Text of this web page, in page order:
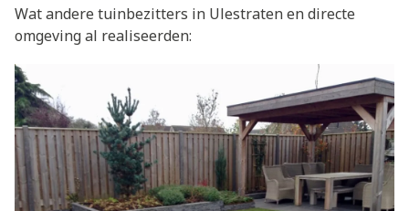
Wat andere tuinbezitters in Ulestraten en directe
omgeving al realiseerden: